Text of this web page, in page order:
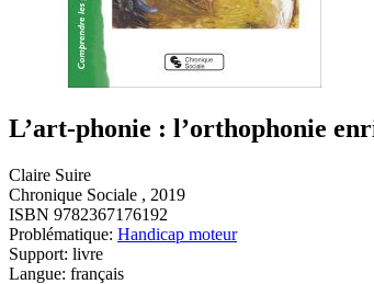
L’art-phonie : l’orthophonie
Claire Suire
Chronique Sociale , 2019
ISBN 9782367176192
Problématique: Handicap moteur
Support: livre
Langue: français